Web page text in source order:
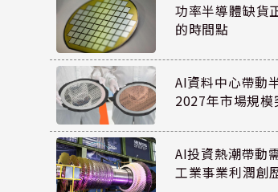
功率半導體缺貨
的時間點
AI資料中心帶動
2027年市場規
AI投資熱潮帶動
工業事業利潤創